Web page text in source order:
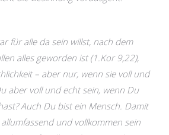
für alle da sein willst, nach dem
alles geworden ist (1.Kor 9,22),
– aber nur, wenn sie voll und
aber voll und echt sein, wenn Du
Auch Du bist ein Mensch. Damit
und vollkommen sein